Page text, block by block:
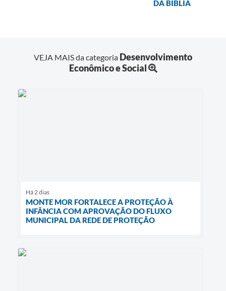
DA BÍBLIA
VEJA MAIS da categoria Desenvolvimento
Econômico e Social
Há 2 dias
MONTE MOR FORTALECE A PROTEÇÃO À
INFÂNCIA COM APROVAÇÃO DO FLUXO
MUNICIPAL DA REDE DE PROTEÇÃO